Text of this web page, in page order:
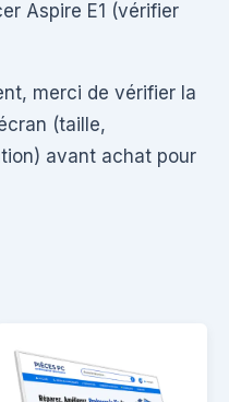
Aspire E1 (vérifier
merci de vérifier la
(taille,
avant achat pour